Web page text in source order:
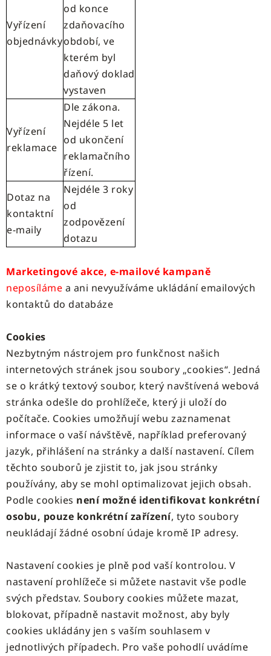
Vyřízení
objednávky
od konce
zdaňovacího
období, ve
kterém byl
daňový doklad
vystaven
Vyřízení
reklamace
Dle zákona.
Nejdéle 5 let
od ukončení
reklamačního
řízení.
Dotaz na
kontaktní
e-maily
Nejdéle 3 roky
od
zodpovězení
dotazu
Marketingové akce, e-mailové kampaně
neposíláme a ani nevyužíváme ukládání emailových
kontaktů do databáze
Cookies
Nezbytným nástrojem pro funkčnost našich
internetových stránek jsou soubory „cookies“. Jedná
se o krátký textový soubor, který navštívená webová
stránka odešle do prohlížeče, který ji uloží do
počítače. Cookies umožňují webu zaznamenat
informace o vaší návštěvě, například preferovaný
jazyk, přihlášení na stránky a další nastavení. Cílem
těchto souborů je zjistit to, jak jsou stránky
používány, aby se mohl optimalizovat jejich obsah.
Podle cookies není možné identifikovat konkrétní
osobu, pouze konkrétní zařízení, tyto soubory
neukládají žádné osobní údaje kromě IP adresy.
Nastavení cookies je plně pod vaší kontrolou. V
nastavení prohlížeče si můžete nastavit vše podle
svých představ. Soubory cookies můžete mazat,
blokovat, případně nastavit možnost, aby byly
cookies ukládány jen s vaším souhlasem v
jednotlivých případech. Pro vaše pohodlí uvádíme